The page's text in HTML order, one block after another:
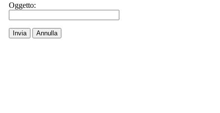
Oggetto:
Invia Annulla